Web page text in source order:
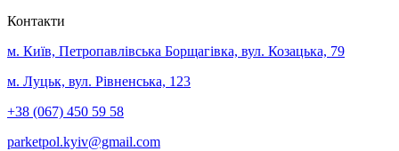
Контакти
м. Київ, Петропавлівська Борщагівка, вул. Козацька, 79
м. Луцьк, вул. Рівненська, 123
+38 (067) 450 59 58
parketpol.kyiv@gmail.com